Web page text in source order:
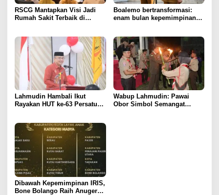
RSCG Mantapkan Visi Jadi
Rumah Sakit Terbaik di
Boalemo bertransformasi:
enam bulan kepemimpinan
Prabowo
Lahmudin Hambali Ikut
Rayakan HUT ke-63 Persatuan
Wabup Lahmudin: Pawai
Obor Simbol Semangat
Dibawah Kepemimpinan IRIS,
Bone Bolango Raih Anugerah